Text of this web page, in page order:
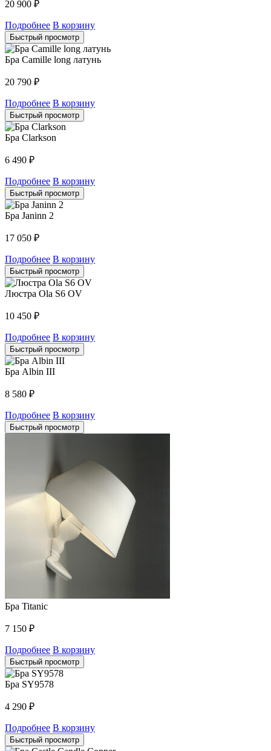
20 900 ₽
Подробнее В корзину
Быстрый просмотр
Бра Camille long латунь
20 790 ₽
Подробнее В корзину
Быстрый просмотр
Бра Clarkson
6 490 ₽
Подробнее В корзину
Быстрый просмотр
Бра Janinn 2
17 050 ₽
Подробнее В корзину
Быстрый просмотр
Люстра Ola S6 OV
10 450 ₽
Подробнее В корзину
Быстрый просмотр
Бра Albin III
8 580 ₽
Подробнее В корзину
Быстрый просмотр
Бра Titanic
7 150 ₽
Подробнее В корзину
Быстрый просмотр
Бра SY9578
4 290 ₽
Подробнее В корзину
Быстрый просмотр